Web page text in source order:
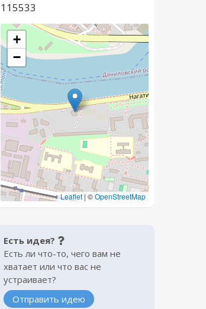
115533
+
−
Leaflet | ©OpenStreetMap
Есть идея?
Есть ли что-то, чего вам не
хватает или что вас не
устраивает?
Отправить идею